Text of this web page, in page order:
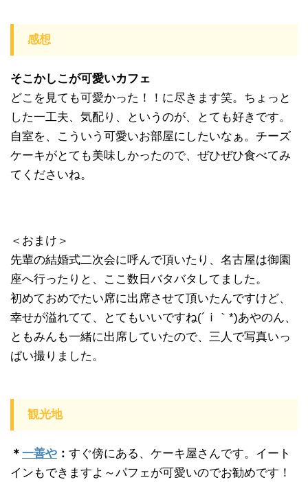
感想
そこかしこが可愛いカフェ
どこを見ても可愛かった！！に尽きます笑。ちょっと
した一工夫、気配り、というのが、とても好きです。
自室を、こういう可愛いお部屋にしたいなぁ。チーズ
ケーキがとても美味しかったので、ぜひぜひ食べてみ
てくださいね。
＜おまけ＞
先輩の結婚式二次会に呼んで頂いたり、名古屋は御園
座へ行ったりと、ここ数日バタバタしてました。
初めておめでたい席に出席させて頂いたんですけど、
幸せが溢れてて、とてもいいですね(´ⅰ｀*)あやのん、
ともみんも一緒に出席していたので、三人で写真いっ
ぱい撮りました。
観光地
＊ 一善や ： すぐ傍にある、ケーキ屋さんです。イート
インもできますよ～パフェが可愛いのでお勧めです！